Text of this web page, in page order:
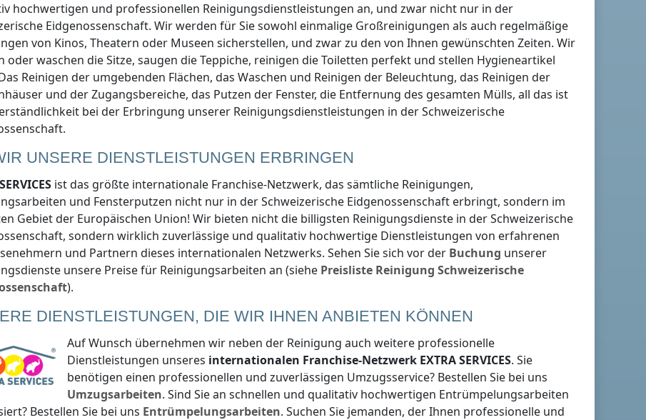
hochwertigen und professionellen Reinigungsdienstleistungen an, und zwar nicht nur in der
Eidgenossenschaft. Wir werden für Sie sowohl einmalige Großreinigungen als auch regelmäßige
von Kinos, Theatern oder Museen sicherstellen, und zwar zu den von Ihnen gewünschten Zeiten. Wir
oder waschen die Sitze, saugen die Teppiche, reinigen die Toiletten perfekt und stellen Hygieneartikel
Reinigen der umgebenden Flächen, das Waschen und Reinigen der Beleuchtung, das Reinigen der
und der Zugangsbereiche, das Putzen der Fenster, die Entfernung des gesamten Mülls, all das ist
bei der Erbringung unserer Reinigungsdienstleistungen in der Schweizerische
.
UNSERE DIENSTLEISTUNGEN ERBRINGEN
ist das größte internationale Franchise-Netzwerk, das sämtliche Reinigungen,
und Fensterputzen nicht nur in der Schweizerische Eidgenossenschaft erbringt, sondern im
Gebiet der Europäischen Union! Wir bieten nicht die billigsten Reinigungsdienste in der Schweizerische
, sondern wirklich zuverlässige und qualitativ hochwertige Dienstleistungen von erfahrenen
und Partnern dieses internationalen Netzwerks. Sehen Sie sich vor der Buchung unserer
unsere Preise für Reinigungsarbeiten an (siehe Preisliste Reinigung Schweizerische
).
DIENSTLEISTUNGEN, DIE WIR IHNEN ANBIETEN KÖNNEN
Auf Wunsch übernehmen wir neben der Reinigung auch weitere professionelle
Dienstleistungen unseres internationalen Franchise-Netzwerk EXTRA SERVICES. Sie
benötigen einen professionellen und zuverlässigen Umzugsservice? Bestellen Sie bei uns
Umzugsarbeiten. Sind Sie an schnellen und qualitativ hochwertigen Entrümpelungsarbeiten
Bestellen Sie bei uns Entrümpelungsarbeiten. Suchen Sie jemanden, der Ihnen professionelle und